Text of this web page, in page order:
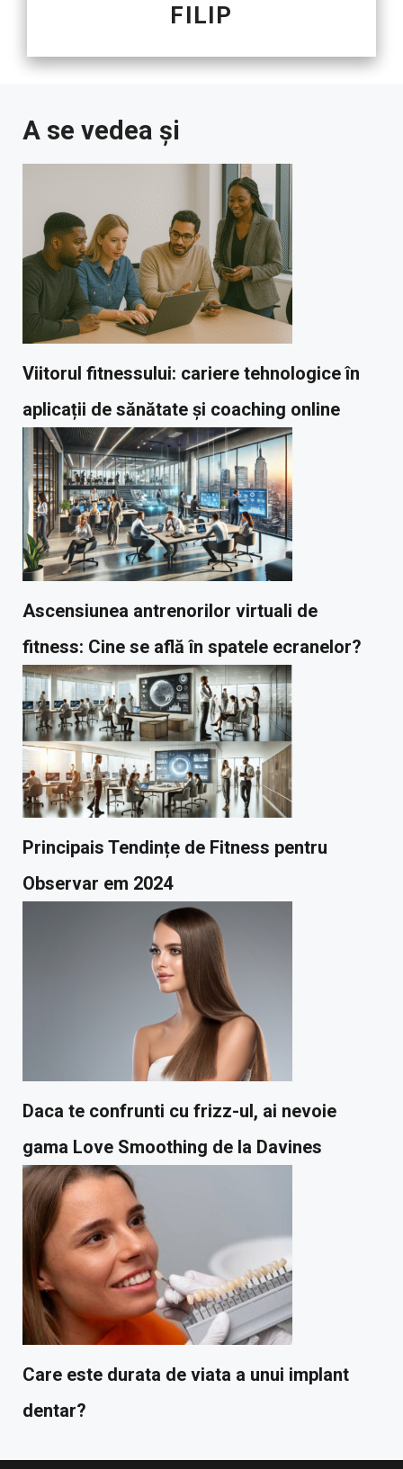
FILIP
A se vedea și
Viitorul fitnessului: cariere tehnologice în
aplicații de sănătate și coaching online
Ascensiunea antrenorilor virtuali de
fitness: Cine se află în spatele ecranelor?
Principais Tendințe de Fitness pentru
Observar em 2024
Daca te confrunti cu frizz-ul, ai nevoie
gama Love Smoothing de la Davines
Care este durata de viata a unui implant
dentar?